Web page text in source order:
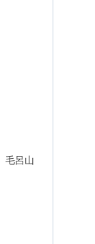
毛呂山